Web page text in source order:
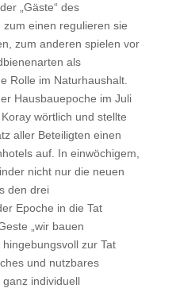
„Gäste“ des
einen regulieren sie
zum anderen spielen vor
als
Rolle im Naturhaushalt.
Hausbauepoche im Juli
wörtlich und stellte
aller Beteiligten einen
auf. In einwöchigem,
nicht nur die neuen
den drei
Epoche in die Tat
„wir bauen
zur Tat
und nutzbares
individuell